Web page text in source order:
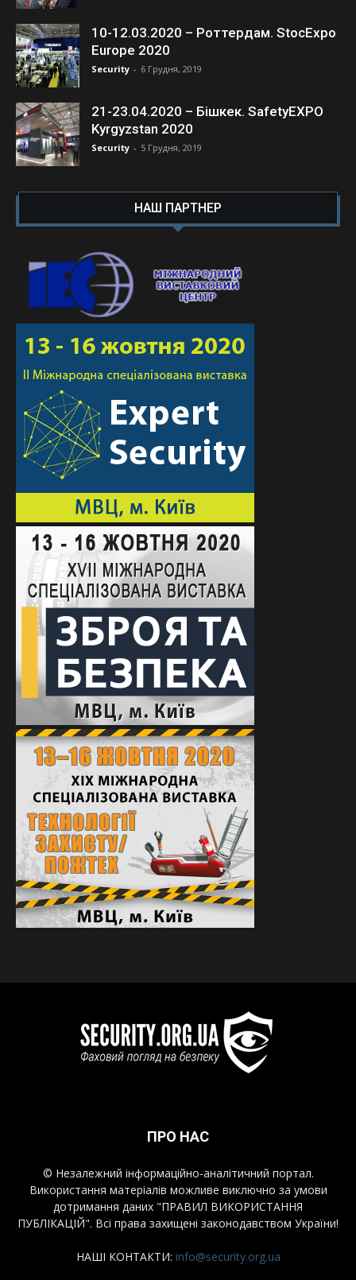
10-12.03.2020 – Роттердам. StocExpo
Europe 2020
Security - 6 Грудня, 2019
21-23.04.2020 – Бішкек. SafetyEXPO
Kyrgyzstan 2020
Security - 5 Грудня, 2019
НАШ ПАРТНЕР
ПРО НАС
© Незалежний інформаційно-аналітичний портал.
Використання матеріалів можливе виключно за умови
дотримання даних "ПРАВИЛ ВИКОРИСТАННЯ
ПУБЛІКАЦІЙ". Всі права захищені законодавством України!
НАШІ КОНТАКТИ: info@security.org.ua